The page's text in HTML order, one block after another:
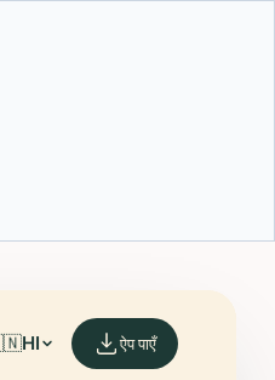
HI ऐप पाएँ